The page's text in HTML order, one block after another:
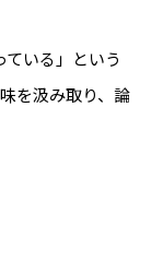
ている」という
を汲み取り、論